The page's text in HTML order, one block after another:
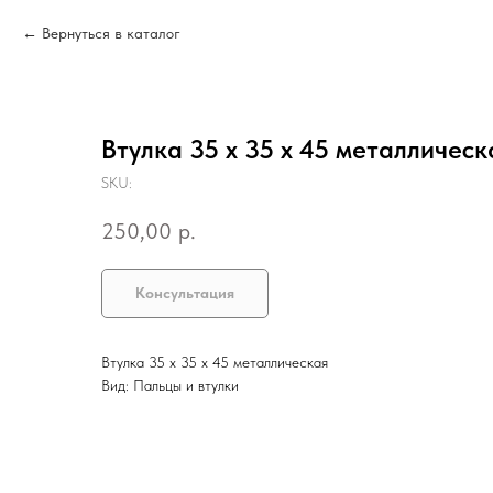
Вернуться в каталог
Втулка 35 х 35 х 45
SKU:
250,00 р.
Консультация
Втулка 35 х 35 х 45 металлическая
Вид: Пальцы и втулки